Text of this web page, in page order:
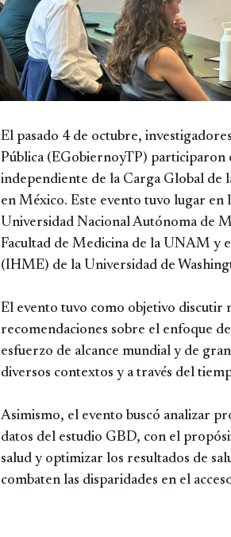
El pasado 4 de octubre,
Pública (EGobiernoyTP) participaron
independiente de la Carga Global
en México. Este evento tuvo lugar en
Universidad Nacional Autónoma de
Facultad de Medicina de la UNAM y
(IHME) de la Universidad de
El evento tuvo como objetivo discutir
recomendaciones sobre el enfoque
esfuerzo de alcance mundial y de
diversos contextos y a través del
Asimismo, el evento buscó analizar
datos del estudio GBD, con el
salud y optimizar los resultados de
combaten las disparidades en el